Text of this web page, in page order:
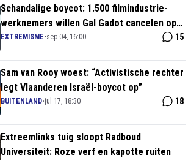
Schandalige boycot: 1.500 filmindustrie-
werknemers willen Gal Gadot cancelen op
Venetië Filmfestival
EXTREMISME•sep 04, 16:00 15
Sam van Rooy woest: “Activistische rechter
legt Vlaanderen Israël-boycot op”
BUITENLAND•jul 17, 18:30 18
Extreemlinks tuig sloopt Radboud
Universiteit: Roze verf en kapotte ruiten